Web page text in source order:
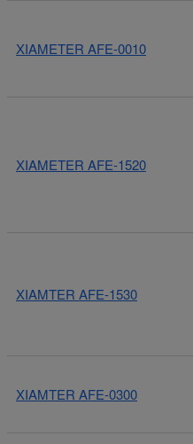
XIAMETER AFE-0010
XIAMETER AFE-1520
XIAMTER AFE-1530
XIAMTER AFE-0300